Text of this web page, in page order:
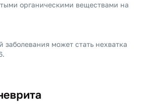
органическими веществами на
заболевания может стать нехватка